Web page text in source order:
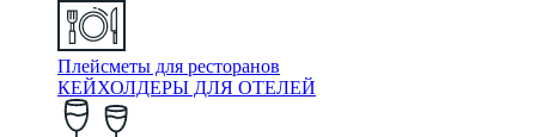
Плейсметы для ресторанов
КЕЙХОЛДЕРЫ ДЛЯ ОТЕЛЕЙ